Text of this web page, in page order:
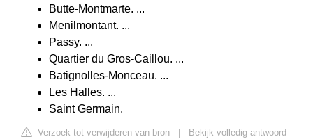
Butte-Montmarte. ...
Menilmontant. ...
Passy. ...
Quartier du Gros-Caillou. ...
Batignolles-Monceau. ...
Les Halles. ...
Saint Germain.
Verzoek tot verwijderen van bron
Bekijk volledig antwoord